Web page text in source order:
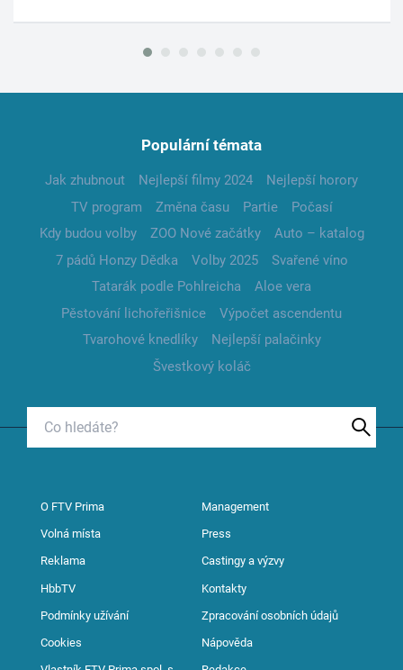
Populární témata
Jak zhubnout Nejlepší filmy 2024
Nejlepší horory
TV program
Změna času Partie
Počasí
Kdy budou volby
ZOO Nové začátky
Auto – katalog
7 pádů Honzy Dědka
Volby 2025
Svařené víno
Tatarák podle Pohlreicha
Aloe vera
Pěstování lichořeřišnice
Výpočet ascendentu
Tvarohové knedlíky
Nejlepší palačinky
Švestkový koláč
O FTV Prima Management
Volná místa Press
Reklama Castingy a výzvy
HbbTV Kontakty
Podmínky užívání Zpracování osobních údajů
Cookies Nápověda